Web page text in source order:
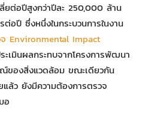
ยต่อปีสูงกว่าปีละ 250,000 ล้าน
อปี ซึ่งหนึ่งในกระบวนการในงาน
Environmental Impact
ะเมินผลกระทบจากโครงการพัฒนา
ของสิ่งแวดล้อม ขณะเดียวกัน
ล้ว ยังมีความต้องการตรวจ
อ